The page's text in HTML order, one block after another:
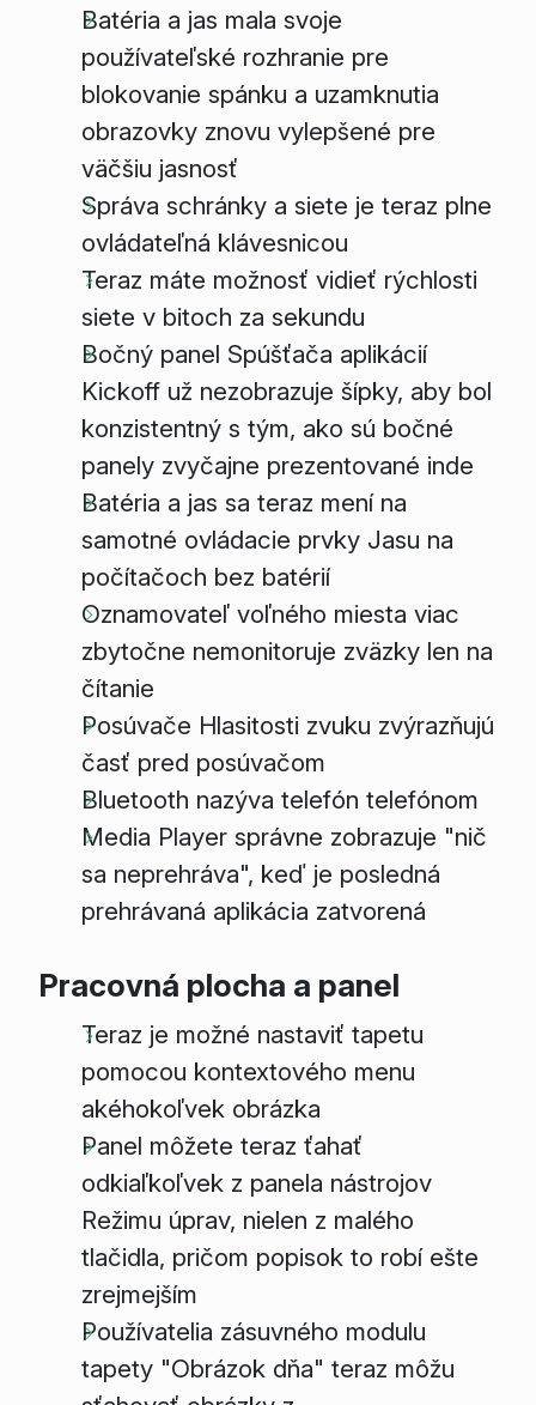
Batéria a jas mala svoje
používateľské rozhranie pre
blokovanie spánku a uzamknutia
obrazovky znovu vylepšené pre
väčšiu jasnosť
Správa schránky a siete je teraz plne
ovládateľná klávesnicou
Teraz máte možnosť vidieť rýchlosti
siete v bitoch za sekundu
Bočný panel Spúšťača aplikácií
Kickoff už nezobrazuje šípky, aby bol
konzistentný s tým, ako sú bočné
panely zvyčajne prezentované inde
Batéria a jas sa teraz mení na
samotné ovládacie prvky Jasu na
počítačoch bez batérií
Oznamovateľ voľného miesta viac
zbytočne nemonitoruje zväzky len na
čítanie
Posúvače Hlasitosti zvuku zvýrazňujú
časť pred posúvačom
Bluetooth nazýva telefón telefónom
Media Player správne zobrazuje "nič
sa neprehráva", keď je posledná
prehrávaná aplikácia zatvorená
Pracovná plocha a panel
Teraz je možné nastaviť tapetu
pomocou kontextového menu
akéhokoľvek obrázka
Panel môžete teraz ťahať
odkiaľkoľvek z panela nástrojov
Režimu úprav, nielen z malého
tlačidla, pričom popisok to robí ešte
zrejmejším
Používatelia zásuvného modulu
tapety "Obrázok dňa" teraz môžu